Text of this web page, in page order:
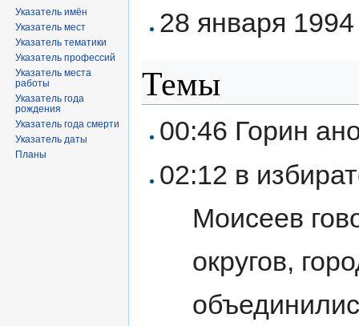
28 января
Темы
00:46 Горин
02:12 в
Моисеев
округов,
Указатель имён
Указатель мест
Указатель тематики
Указатель профессий
Указатель места
работы
Указатель года
рождения
Указатель года смерти
Указатель даты
Планы